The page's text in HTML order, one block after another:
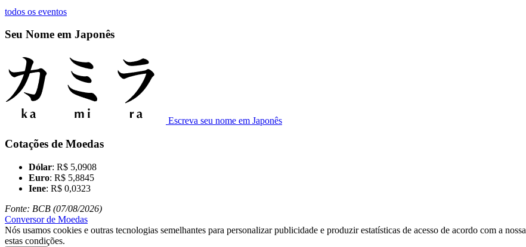
todos os eventos
Seu Nome em Japonês
Escreva seu nome em Japonês
Cotações de Moedas
Dólar: R$ 5,0908
Euro: R$ 5,8845
Iene: R$ 0,0323
Fonte: BCB (07/08/2026)
Conversor de Moedas
Nós usamos cookies e outras tecnologias semelhantes para personalizar publicidade e produzir estatísticas de acesso de acordo com a nossa
estas condições.